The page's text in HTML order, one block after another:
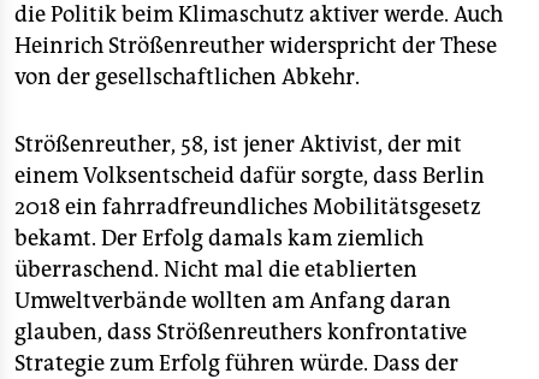
die Politik beim Klimaschutz aktiver werde. Auch
Heinrich Strößenreuther widerspricht der These
von der gesellschaftlichen Abkehr.
Strößenreuther, 58, ist jener Aktivist, der mit
einem Volksentscheid dafür sorgte, dass Berlin
2018 ein fahrradfreundliches Mobilitätsgesetz
bekamt. Der Erfolg damals kam ziemlich
überraschend. Nicht mal die etablierten
Umweltverbände wollten am Anfang daran
glauben, dass Strößenreuthers konfrontative
Strategie zum Erfolg führen würde. Dass der